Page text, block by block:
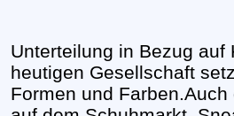
Unterteilung in Bezug
heutigen Gesellschaft
Formen und